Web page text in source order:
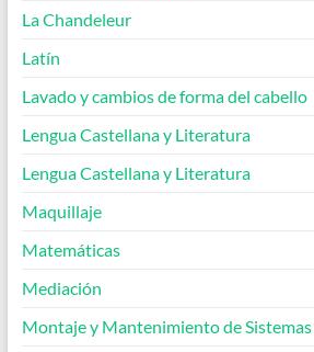
La Chandeleur
Latín
Lavado y cambios de forma del cabello
Lengua Castellana y Literatura
Lengua Castellana y Literatura
Maquillaje
Matemáticas
Mediación
Montaje y Mantenimiento de Sistemas